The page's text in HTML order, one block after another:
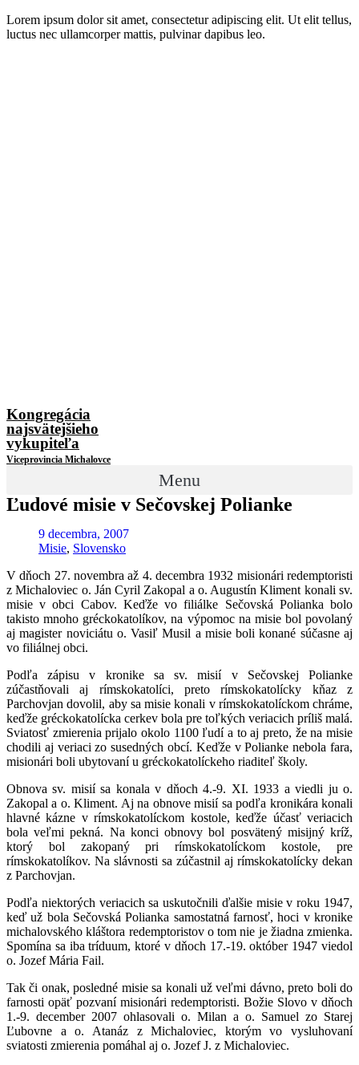
Lorem ipsum dolor sit amet, consectetur adipiscing elit. Ut elit tellus,
luctus nec ullamcorper mattis, pulvinar dapibus leo.
Kongregácia
najsvätejšieho
vykupiteľa
Viceprovincia Michalovce
Menu
Ľudové misie v Sečovskej Polianke
9 decembra, 2007
Misie, Slovensko
V dňoch 27. novembra až 4. decembra 1932 misionári redemptoristi
z Michaloviec o. Ján Cyril Zakopal a o. Augustín Kliment konali sv.
misie v obci Cabov. Keďže vo filiálke Sečovská Polianka bolo
takisto mnoho gréckokatolíkov, na výpomoc na misie bol povolaný
aj magister noviciátu o. Vasiľ Musil a misie boli konané súčasne aj
vo filiálnej obci.
Podľa zápisu v kronike sa sv. misií v Sečovskej Polianke
zúčastňovali aj rímskokatolíci, preto rímskokatolícky kňaz z
Parchovjan dovolil, aby sa misie konali v rímskokatolíckom chráme,
keďže gréckokatolícka cerkev bola pre toľkých veriacich príliš malá.
Sviatosť zmierenia prijalo okolo 1100 ľudí a to aj preto, že na misie
chodili aj veriaci zo susedných obcí. Keďže v Polianke nebola fara,
misionári boli ubytovaní u gréckokatolíckeho riaditeľ školy.
Obnova sv. misií sa konala v dňoch 4.-9. XI. 1933 a viedli ju o.
Zakopal a o. Kliment. Aj na obnove misií sa podľa kronikára konali
hlavné kázne v rímskokatolíckom kostole, keďže účasť veriacich
bola veľmi pekná. Na konci obnovy bol posvätený misijný kríž,
ktorý bol zakopaný pri rímskokatolíckom kostole, pre
rímskokatolíkov. Na slávnosti sa zúčastnil aj rímskokatolícky dekan
z Parchovjan.
Podľa niektorých veriacich sa uskutočnili ďalšie misie v roku 1947,
keď už bola Sečovská Polianka samostatná farnosť, hoci v kronike
michalovského kláštora redemptoristov o tom nie je žiadna zmienka.
Spomína sa iba tríduum, ktoré v dňoch 17.-19. október 1947 viedol
o. Jozef Mária Fail.
Tak či onak, posledné misie sa konali už veľmi dávno, preto boli do
farnosti opäť pozvaní misionári redemptoristi. Božie Slovo v dňoch
1.-9. december 2007 ohlasovali o. Milan a o. Samuel zo Starej
Ľubovne a o. Atanáz z Michaloviec, ktorým vo vysluhovaní
sviatosti zmierenia pomáhal aj o. Jozef J. z Michaloviec.